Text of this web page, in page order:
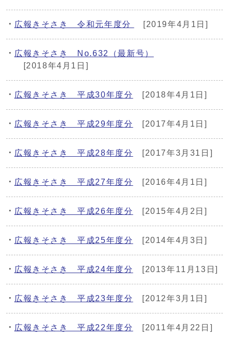
広報きそさき 令和元年度分 [2019年4月1日]
広報きそさき No.632（最新号）
[2018年4月1日]
広報きそさき 平成30年度分 [2018年4月1日]
広報きそさき 平成29年度分 [2017年4月1日]
広報きそさき 平成28年度分 [2017年3月31日]
広報きそさき 平成27年度分 [2016年4月1日]
広報きそさき 平成26年度分 [2015年4月2日]
広報きそさき 平成25年度分 [2014年4月3日]
広報きそさき 平成24年度分 [2013年11月13日]
広報きそさき 平成23年度分 [2012年3月1日]
広報きそさき 平成22年度分 [2011年4月22日]